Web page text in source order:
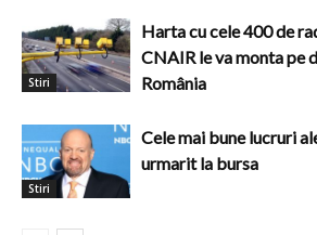
Stiri
Harta cu cele 400 de
CNAIR le va monta pe
România
Stiri
Cele mai bune lucruri
urmarit la bursa